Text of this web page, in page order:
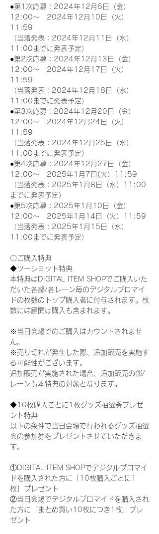
●第1次応募：2024年12月6日（金）
12:00～　2024年12月10日（火）
11:59
（当落発表：2024年12月11日（水）
11:00までに発表予定）
●第2次応募：2024年12月13日（金）
12:00～　2024年12月17日（火）
11:59
（当落発表：2024年12月18日（水）
11:00までに発表予定）
●第3次応募：2024年12月20日（金）
12:00～　2024年12月24日（火）
11:59
（当落発表：2024年12月25日（水）
11:00までに発表予定）
●第4次応募：2024年12月27日（金）
12:00～　2025年1月7日(火）11:59
（当落発表：2025年1月8日（水）11:00
までに発表予定）
●第5次応募：2025年1月10日（金）
12:00～　2025年1月14日（火）11:59
（当落発表：2025年1月15日（水）
11:00までに発表予定）
〇ご購入特典
◆ツーショット特典
本特典はDIGITAL ITEM SHOPでご購入いた
だいた各部/各レーン毎のデジタルブロマイ
ドの枚数のトップ購入者に付与されます。枚
数には鍵開け購入も含まれます。
※当日会場でのご購入はカウントされませ
ん。
※売り切れが発生した際、追加販売を実施す
る可能性がございます。
追加販売が実施された場合、追加販売の部/
レーンも本特典の対象となります。
◆10枚購入ごとに1枚グッズ抽選券プレゼ
ント特典
以下の条件で当日会場で行われるグッズ抽選
会の参加券をプレゼントさせていただきま
す。
①DIGITAL ITEM SHOPでデジタルブロマイ
ドを購入された方に「10枚購入ごとに1
枚」プレゼント
②当日会場でデジタルブロマイドを購入され
た方に「まとめ買い10枚につき1枚」プレ
ゼント